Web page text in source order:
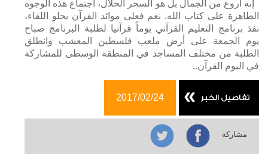
إنه أروع من الجمال بل هو السحر الحلال، اجتماع هذه الوجوه
الطاهرة على كتاب الله. نعم فعلى موائد القرآن يحلو اللقاء،
نفذ برنامج التعليم القرآني يوماً قرآنيا لطلبة البرنامج صباح
يوم الجمعة على أرض ملعب فلسطين المعشب وانطلق
الطلبة من مختلف المساجد في المنطقة الوسطى للمشاركة
في اليوم القرآن..
تفاصيل الخبر 2017/02/24
مشاركة